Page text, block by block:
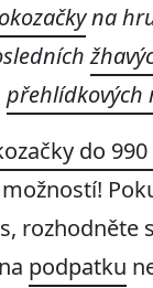
na
přehlídkových
do 990
rozhodněte
podpatku